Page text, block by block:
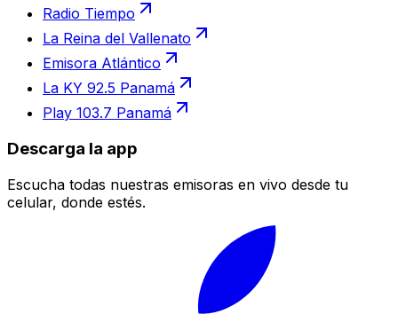
Radio Tiempo
La Reina del Vallenato
Emisora Atlántico
La KY 92.5 Panamá
Play 103.7 Panamá
Descarga la app
Escucha todas nuestras emisoras en vivo desde tu
celular, donde estés.